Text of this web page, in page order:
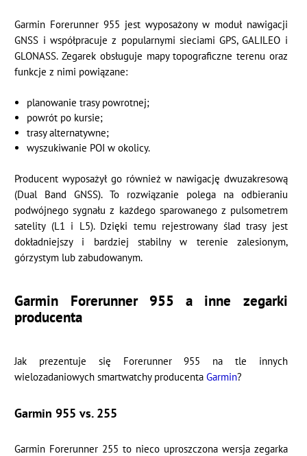
Garmin Forerunner 955 jest wyposażony w moduł nawigacji
GNSS i współpracuje z popularnymi sieciami GPS, GALILEO i
GLONASS. Zegarek obsługuje mapy topograficzne terenu oraz
funkcje z nimi powiązane:
planowanie trasy powrotnej;
powrót po kursie;
trasy alternatywne;
wyszukiwanie POI w okolicy.
Producent wyposażył go również w nawigację dwuzakresową
(Dual Band GNSS). To rozwiązanie polega na odbieraniu
podwójnego sygnału z każdego sparowanego z pulsometrem
satelity (L1 i L5). Dzięki temu rejestrowany ślad trasy jest
dokładniejszy i bardziej stabilny w terenie zalesionym,
górzystym lub zabudowanym.
Garmin Forerunner 955 a inne zegarki
producenta
Jak prezentuje się Forerunner 955 na tle innych
wielozadaniowych smartwatchy producentaGarmin?
Garmin 955 vs. 255
Garmin Forerunner 255 to nieco uproszczona wersja zegarka